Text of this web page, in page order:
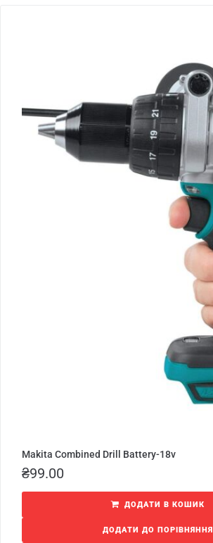
Makita Combined Drill Battery-18v
₴99.00
ДОДАТИ В КОШИК
ДОДАТИ ДО ПОРІВНЯННЯ